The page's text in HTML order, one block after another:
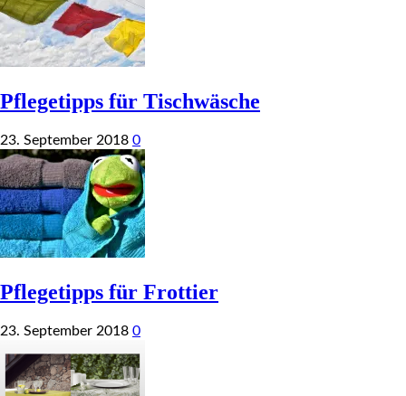
Pflegetipps für Tischwäsche
23. September 2018 0
Pflegetipps für Frottier
23. September 2018 0